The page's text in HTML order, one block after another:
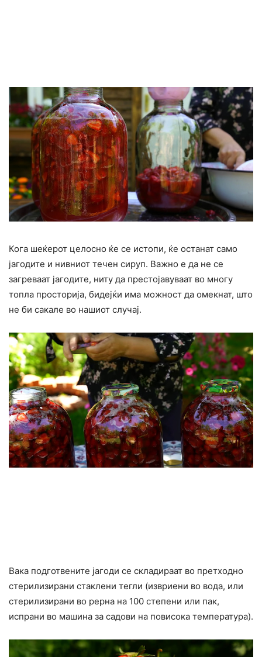
Кога шеќерот целосно ќе се истопи, ќе останат само
јагодите и нивниот течен сируп. Важно е да не се
загреваат јагодите, ниту да престојавуваат во многу
топла просторија, бидејќи има можност да омекнат, што
не би сакале во нашиот случај.
Вака подготвените јагоди се складираат во претходно
стерилизирани стаклени тегли (извриени во вода, или
стерилизирани во рерна на 100 степени или пак,
испрани во машина за садови на повисока температура).